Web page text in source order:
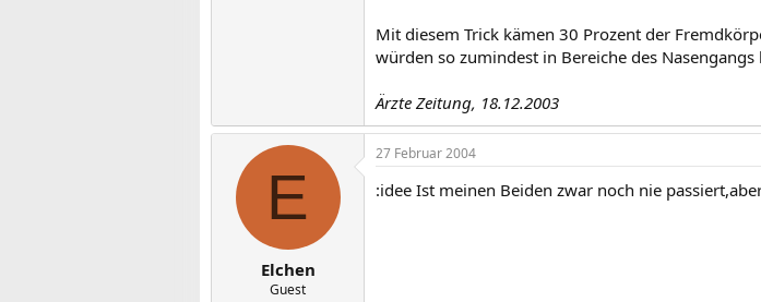
Mit diesem Trick kämen 30 Prozent der
würden so zumindest in Bereiche des
Ärzte Zeitung, 18.12.2003
E
Elchen
Guest
27 Februar 2004
:idee Ist meinen Beiden zwar noch nie